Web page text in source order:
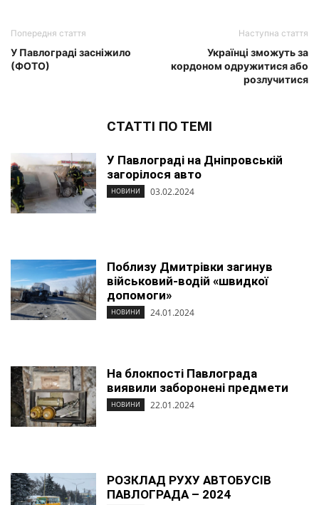
Попередня стаття
У Павлограді засніжило
(ФОТО)
Наступна стаття
Українці зможуть за
кордоном одружитися або
розлучитися
СТАТТІ ПО ТЕМІ
У Павлограді на Дніпровській
загорілося авто
НОВИНИ 03.02.2024
Поблизу Дмитрівки загинув
військовий-водій «швидкої
допомоги»
НОВИНИ 24.01.2024
На блокпості Павлограда
виявили заборонені предмети
НОВИНИ 22.01.2024
РОЗКЛАД РУХУ АВТОБУСІВ
ПАВЛОГРАДА – 2024